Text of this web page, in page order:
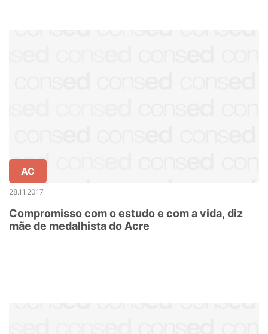
AC
28.11.2017
Compromisso com o estudo e com a vida, diz
mãe de medalhista do Acre